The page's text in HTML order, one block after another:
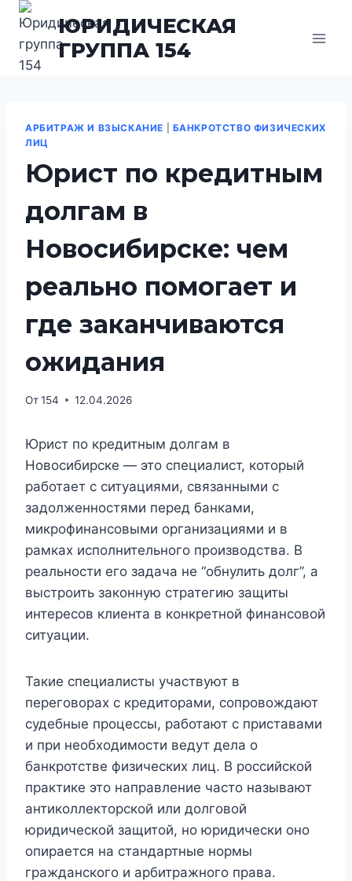
Перейти
содержимому
ЮРИДИЧЕСКАЯ
ГРУППА 154
АРБИТРАЖ И ВЗЫСКАНИЕ
БАНКРОТСТВО ФИЗИЧЕСКИХ
ЛИЦ
Юрист по кредитным
долгам в
Новосибирске: чем
реально помогает и
где заканчиваются
ожидания
От154 12.04.2026
Юрист по кредитным долгам в
Новосибирске — это специалист, который
работает с ситуациями, связанными с
задолженностями перед банками,
микрофинансовыми организациями и в
рамках исполнительного производства. В
реальности его задача не “обнулить долг”, а
выстроить законную стратегию защиты
интересов клиента в конкретной финансовой
ситуации.
Такие специалисты участвуют в
переговорах с кредиторами, сопровождают
судебные процессы, работают с приставами
и при необходимости ведут дела о
банкротстве физических лиц. В российской
практике это направление часто называют
антиколлекторской или долговой
юридической защитой, но юридически оно
опирается на стандартные нормы
гражданского и арбитражного права.